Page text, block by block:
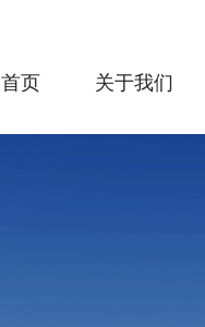
首页 关于我们